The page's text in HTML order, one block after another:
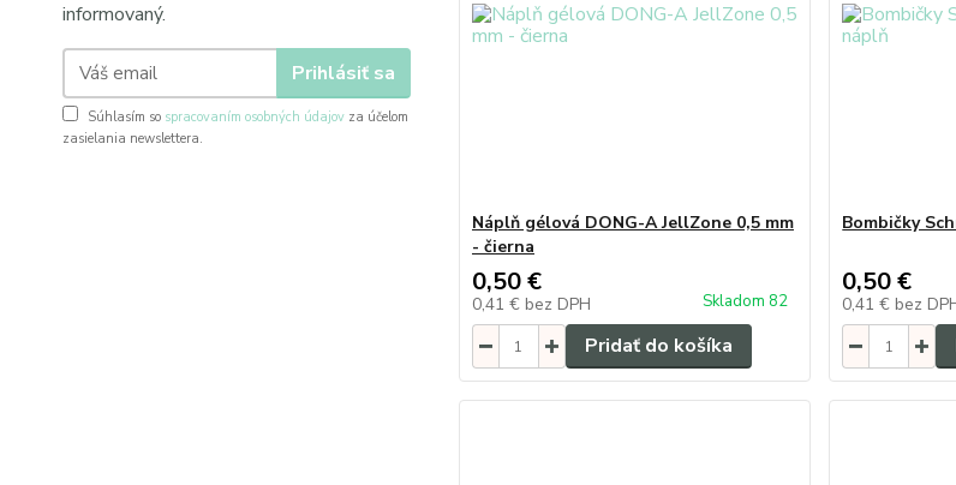
informovaný.
Prihlásiť sa
Súhlasím so spracovaním osobných údajov za účelom
zasielania newslettera.
Náplň gélová DONG-A JellZone 0,5 mm
- čierna
0,50 €
0,41 € bez DPH Skladom 82
Pridať do košíka
Bombičky
0,50 €
0,41 € bez